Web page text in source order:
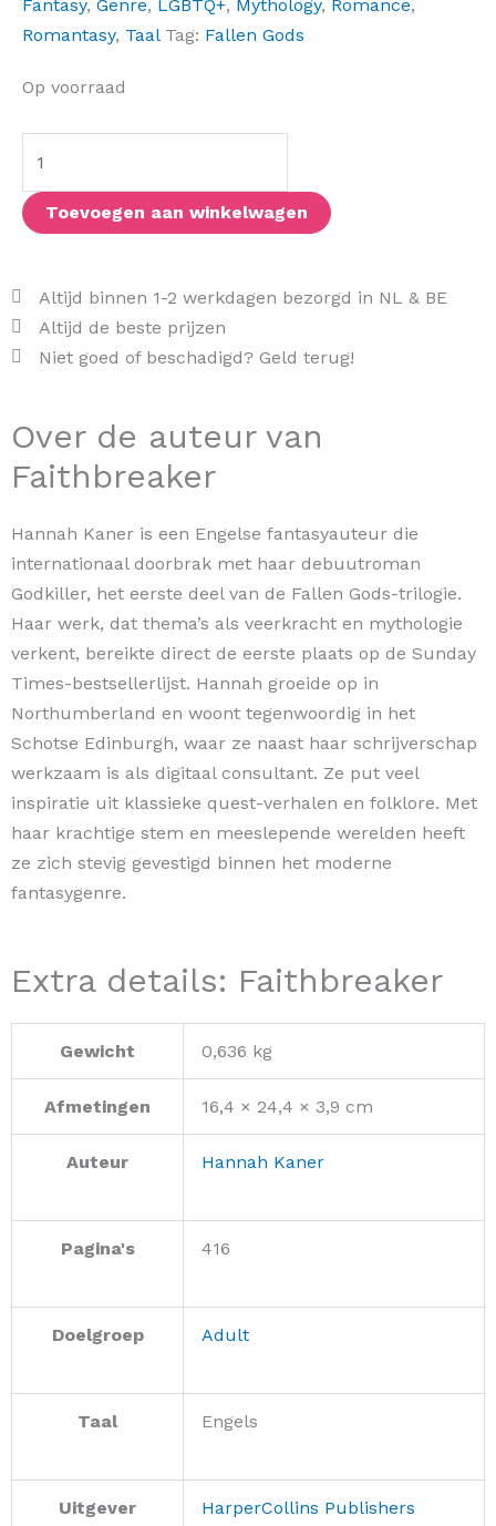
Fantasy, Genre, LGBTQ+, Mythology, Romance,
Romantasy, Taal Tag: Fallen Gods
Op voorraad
Faithbreaker
Toevoegen aan winkelwagen
Altijd binnen 1-2 werkdagen bezorgd in NL & BE
Altijd de beste prijzen
Niet goed of beschadigd? Geld terug!
Over de auteur van
Faithbreaker
Hannah Kaner is een Engelse fantasyauteur die
internationaal doorbrak met haar debuutroman
Godkiller, het eerste deel van de Fallen Gods-trilogie.
Haar werk, dat thema’s als veerkracht en mythologie
verkent, bereikte direct de eerste plaats op de Sunday
Times-bestsellerlijst. Hannah groeide op in
Northumberland en woont tegenwoordig in het
Schotse Edinburgh, waar ze naast haar schrijverschap
werkzaam is als digitaal consultant. Ze put veel
inspiratie uit klassieke quest-verhalen en folklore. Met
haar krachtige stem en meeslepende werelden heeft
ze zich stevig gevestigd binnen het moderne
fantasygenre.
Extra details: Faithbreaker
Gewicht 0,636 kg
Afmetingen 16,4 × 24,4 × 3,9 cm
Auteur Hannah Kaner
Pagina's 416
Doelgroep Adult
Taal Engels
Uitgever HarperCollins Publishers